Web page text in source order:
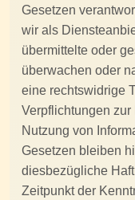
Gesetzen
wir als
übermittelte oder
überwachen oder
eine rechtswidrige
Verpflichtungen
Nutzung von
Gesetzen bleiben
diesbezügliche
Zeitpunkt der